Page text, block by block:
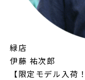
緑店
伊藤 祐次郎
【限定モデル入